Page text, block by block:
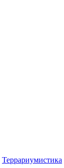
Террариумистика